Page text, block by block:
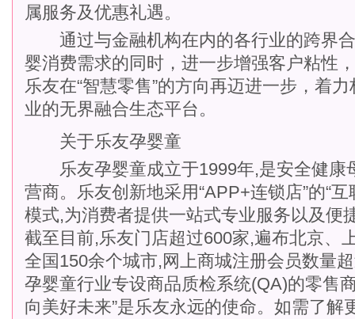
属服务及优惠礼遇。
通过与金融机构在内的各行业的跨界合
婴消费需求的同时，进一步增强客户粘性
乐友在“智慧零售”的方向再迈进一步，着
业的无界融合生态平台。
关于乐友孕婴童
乐友孕婴童成立于1999年,是安全健康
营商。乐友创新地采用“APP+连锁店”的“
模式,为消费者提供一站式专业服务以及便
截至目前,乐友门店超过600家,遍布北京、
全国150余个城市,网上商城注册会员数量
孕婴童行业专设商品质检系统(QA)的零售
向美好未来”是乐友永远的使命。如需了解